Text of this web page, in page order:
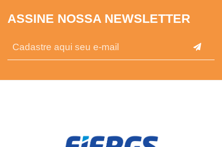
ASSINE NOSSA NEWSLETTER